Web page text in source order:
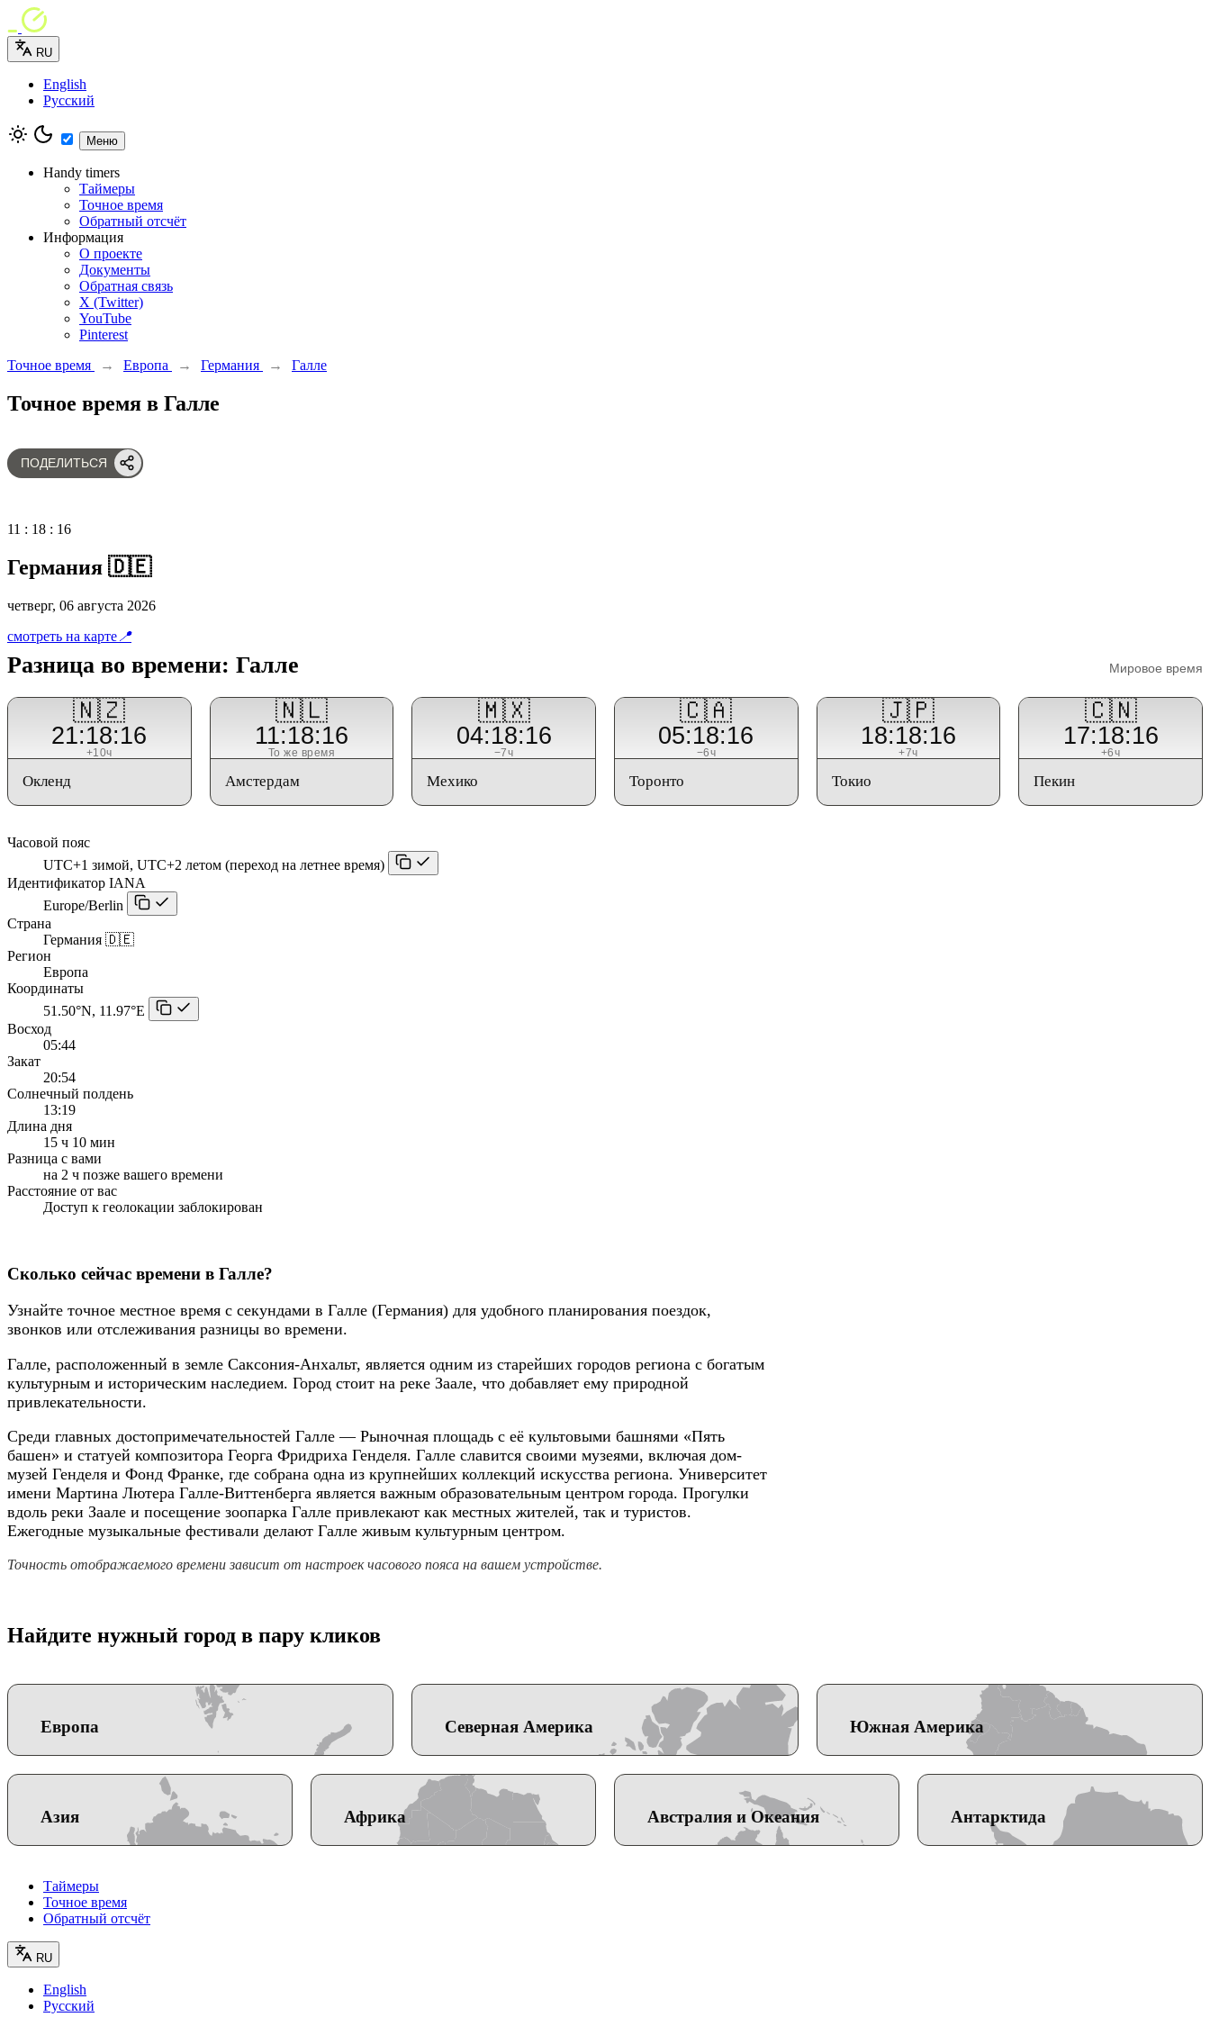
RU
English
Русский
Меню
Handy timers
Таймеры
Точное время
Обратный отсчёт
Информация
О проекте
Документы
Обратная связь
X (Twitter)
YouTube
Pinterest
Точное время
→ Европа → Германия → Галле
Точное время в Галле
ПОДЕЛИТЬСЯ
11 : 18 : 16
Германия 🇩🇪
четверг, 06 августа 2026
смотреть на карте 📍
Разница во времени: Галле Мировое время
🇳🇿
21:18:16
+10ч
Окленд
🇳🇱
11:18:16
То же время
Амстердам
🇲🇽
04:18:16
−7ч
Мехико
🇨🇦
05:18:16
−6ч
Торонто
🇯🇵
18:18:16
+7ч
Токио
🇨🇳
17:18:16
+6ч
Пекин
Часовой пояс
UTC+1 зимой, UTC+2 летом (переход на летнее время)
Идентификатор IANA
Europe/Berlin
Страна
Германия 🇩🇪
Регион
Европа
Координаты
51.50°N, 11.97°E
Восход
05:44
Закат
20:54
Солнечный полдень
13:19
Длина дня
15 ч 10 мин
Разница с вами
на 2 ч позже вашего времени
Расстояние от вас
Доступ к геолокации заблокирован
Сколько сейчас времени в Галле?
Узнайте точное местное время с секундами в Галле (Германия) для удобного планирования поездок,
звонков или отслеживания разницы во времени.
Галле, расположенный в земле Саксония-Анхальт, является одним из старейших городов региона с богатым
культурным и историческим наследием. Город стоит на реке Заале, что добавляет ему природной
привлекательности.
Среди главных достопримечательностей Галле — Рыночная площадь с её культовыми башнями «Пять
башен» и статуей композитора Георга Фридриха Генделя. Галле славится своими музеями, включая дом-
музей Генделя и Фонд Франке, где собрана одна из крупнейших коллекций искусства региона. Университет
имени Мартина Лютера Галле-Виттенберга является важным образовательным центром города. Прогулки
вдоль реки Заале и посещение зоопарка Галле привлекают как местных жителей, так и туристов.
Ежегодные музыкальные фестивали делают Галле живым культурным центром.
Точность отображаемого времени зависит от настроек часового пояса на вашем устройстве.
Найдите нужный город в пару кликов
Европа Северная Америка Южная Америка
Азия Африка Австралия и Океания Антарктида
Таймеры
Точное время
Обратный отсчёт
RU
English
Русский